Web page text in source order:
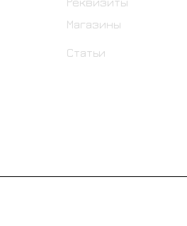
Магазины
Статьи